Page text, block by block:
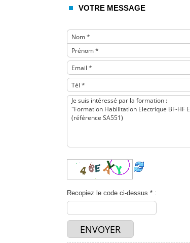
VOTRE MESSAGE
Recopiez le code ci-dessus * :